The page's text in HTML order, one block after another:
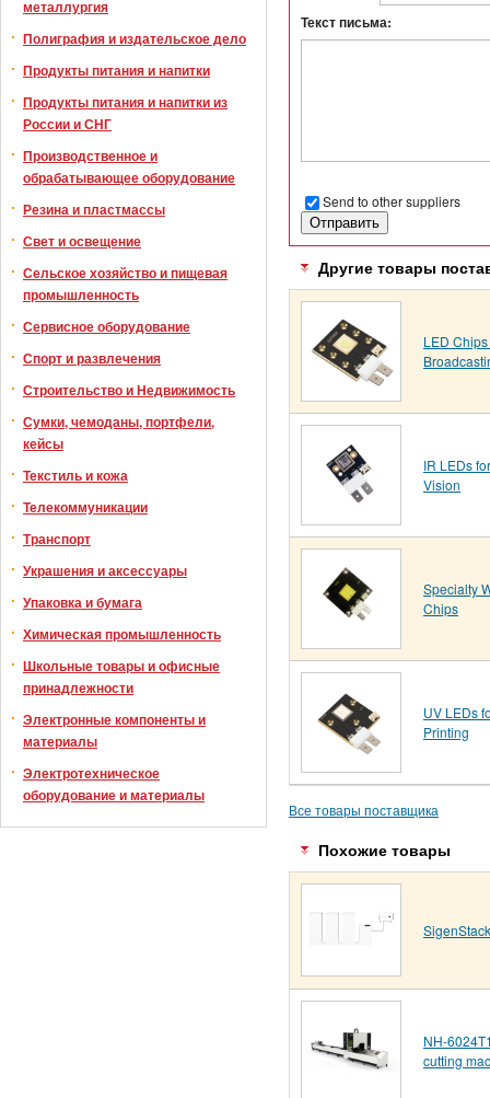
металлургия
Полиграфия и издательское дело
Продукты питания и напитки
Продукты питания и напитки из
России и СНГ
Производственное и
обрабатывающее оборудование
Резина и пластмассы
Свет и освещение
Сельское хозяйство и пищевая
промышленность
Сервисное оборудование
Спорт и развлечения
Строительство и Недвижимость
Сумки, чемоданы, портфели,
кейсы
Текстиль и кожа
Телекоммуникации
Транспорт
Украшения и аксессуары
Упаковка и бумага
Химическая промышленность
Школьные товары и офисные
принадлежности
Электронные компоненты и
материалы
Электротехническое
оборудование и материалы
Текст письма:
Send to other suppliers
Другие товары
LED
IR LEDs
Vision
Specialty
Chips
UV LEDs
Printing
Все товары поставщика
Похожие товары
NH-
cutting